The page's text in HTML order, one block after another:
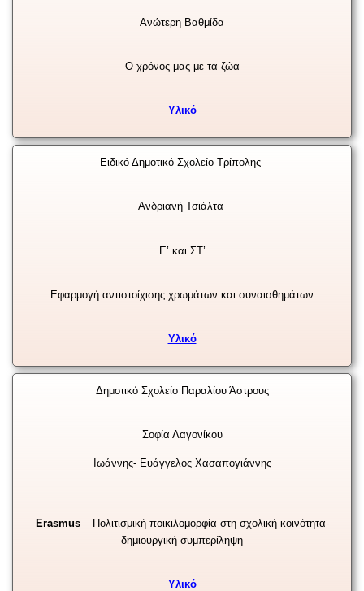
Ανώτερη Βαθμίδα
Ο χρόνος μας με τα ζώα
Υλικό
Ειδικό Δημοτικό Σχολείο Τρίπολης
Ανδριανή Τσιάλτα
Ε’ και ΣΤ’
Εφαρμογή αντιστοίχισης χρωμάτων και συναισθημάτων
Υλικό
Δημοτικό Σχολείο Παραλίου Άστρους
Σοφία Λαγονίκου
Ιωάννης- Ευάγγελος Χασαπογιάννης
Erasmus– Πολιτισμική ποικιλομορφία στη σχολική κοινότητα-
δημιουργική συμπερίληψη
Υλικό